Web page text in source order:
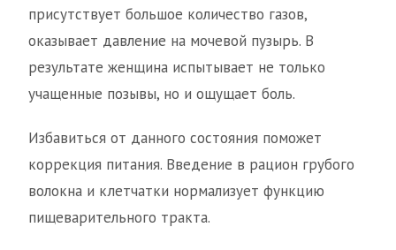
присутствует большое количество газов,
оказывает давление на мочевой пузырь. В
результате женщина испытывает не только
учащенные позывы, но и ощущает боль.
Избавиться от данного состояния поможет
коррекция питания. Введение в рацион грубого
волокна и клетчатки нормализует функцию
пищеварительного тракта.